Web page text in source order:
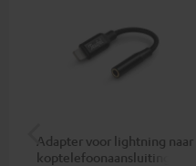
Adapter voor lightning naar
koptelefoonaansluiting